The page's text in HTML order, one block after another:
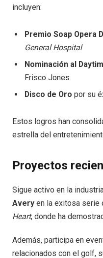
incluyen:
Premio Soap Opera
General Hospital
Nominación al
Frisco Jones
Disco de Oro por su
Estos logros han
estrella del
Proyectos
Sigue activo en la
Avery en la exitosa serie
Heart, donde ha
Además, participa en
relacionados con el golf,